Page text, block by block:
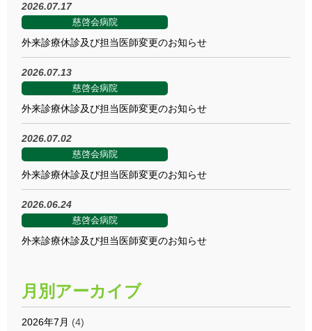
2026.07.17
慈啓会病院
外来診療休診及び担当医師変更のお知らせ
2026.07.13
慈啓会病院
外来診療休診及び担当医師変更のお知らせ
2026.07.02
慈啓会病院
外来診療休診及び担当医師変更のお知らせ
2026.06.24
慈啓会病院
外来診療休診及び担当医師変更のお知らせ
月別アーカイブ
2026年7月 (4)